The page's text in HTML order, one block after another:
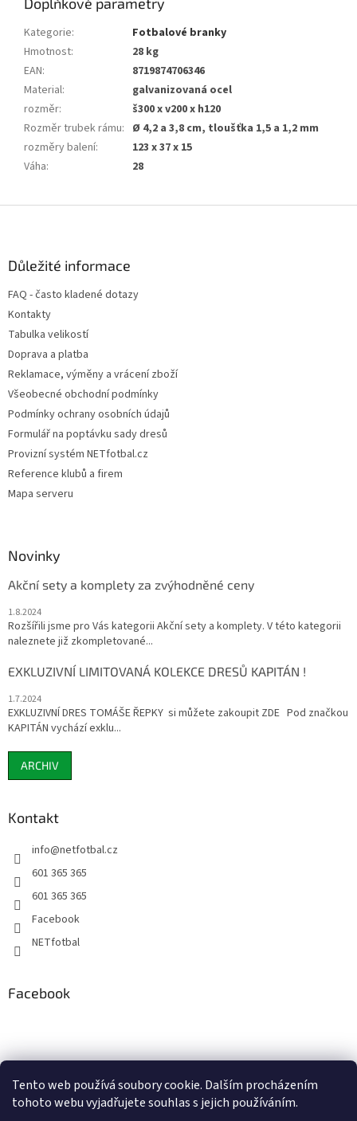
Tento web používá soubory cookie. Dalším procházením
tohoto webu vyjadřujete souhlas s jejich používáním.
Kategorie:
Fotbalové branky
Hmotnost:
28 kg
EAN:
8719874706346
Material:
galvanizovaná ocel
rozměr:
š300 x v200 x h120
Rozměr trubek rámu: Ø 4,2 a 3,8 cm, tloušťka 1,5 a 1,2 mm
rozměry balení:
123 x 37 x 15
Váha: 28
Důležité informace
FAQ - často kladené dotazy
Kontakty
Tabulka velikostí
Doprava a platba
Reklamace, výměny a vrácení zboží
Všeobecné obchodní podmínky
Podmínky ochrany osobních údajů
Formulář na poptávku sady dresů
Provizní systém NETfotbal.cz
Reference klubů a firem
Mapa serveru
Novinky
Akční sety a komplety za zvýhodněné ceny
1.8.2024
Rozšířili jsme pro Vás kategorii Akční sety a komplety. V této kategorii
naleznete již zkompletované...
EXKLUZIVNÍ LIMITOVANÁ KOLEKCE DRESŮ KAPITÁN !
1.7.2024
EXKLUZIVNÍ DRES TOMÁŠE ŘEPKY si můžete zakoupit ZDE Pod značkou
KAPITÁN vychází exklu...
ARCHIV
Kontakt
info@netfotbal.cz
601 365 365
601 365 365
Facebook
NETfotbal
Facebook